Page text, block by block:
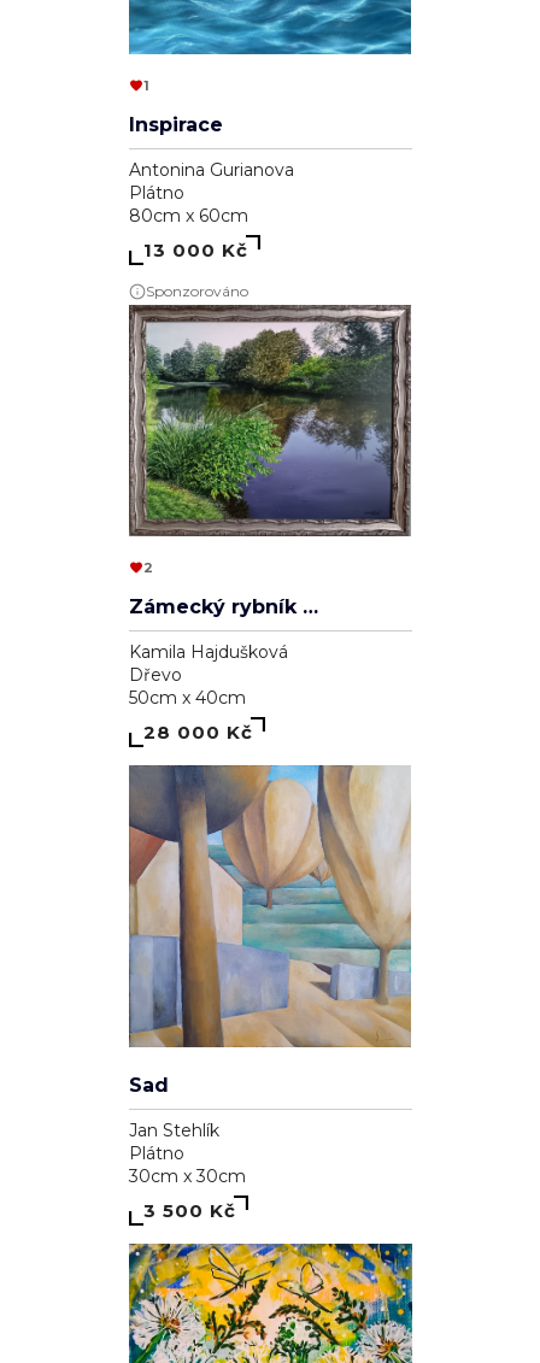
1
Inspirace
Antonina Gurianova
Plátno
80cm x 60cm
13 000 Kč
Sponzorováno
2
Zámecký rybník v Lednici
Kamila Hajdušková
Dřevo
50cm x 40cm
28 000 Kč
Sad
Jan Stehlík
Plátno
30cm x 30cm
3 500 Kč